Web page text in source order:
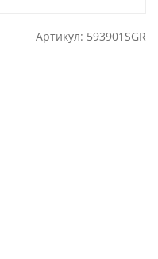
Артикул: 593901SGR